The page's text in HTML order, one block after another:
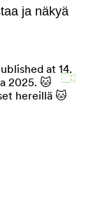
ja näkyä